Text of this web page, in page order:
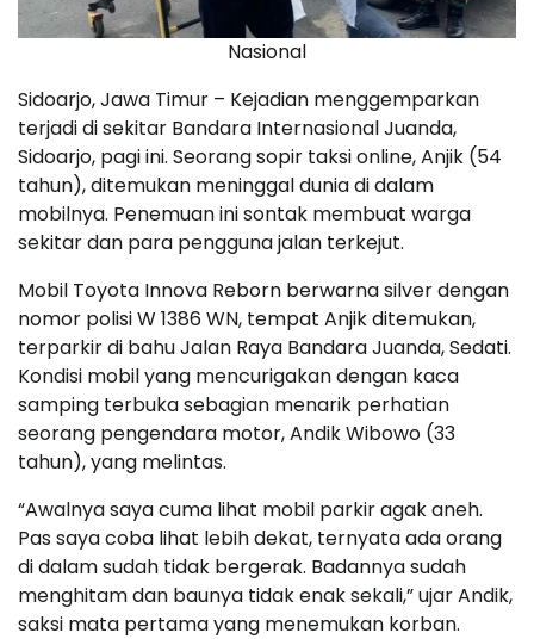
Nasional
Sidoarjo, Jawa Timur – Kejadian menggemparkan
terjadi di sekitar Bandara Internasional Juanda,
Sidoarjo, pagi ini. Seorang sopir taksi online, Anjik (54
tahun), ditemukan meninggal dunia di dalam
mobilnya. Penemuan ini sontak membuat warga
sekitar dan para pengguna jalan terkejut.
Mobil Toyota Innova Reborn berwarna silver dengan
nomor polisi W 1386 WN, tempat Anjik ditemukan,
terparkir di bahu Jalan Raya Bandara Juanda, Sedati.
Kondisi mobil yang mencurigakan dengan kaca
samping terbuka sebagian menarik perhatian
seorang pengendara motor, Andik Wibowo (33
tahun), yang melintas.
“Awalnya saya cuma lihat mobil parkir agak aneh.
Pas saya coba lihat lebih dekat, ternyata ada orang
di dalam sudah tidak bergerak. Badannya sudah
menghitam dan baunya tidak enak sekali,” ujar Andik,
saksi mata pertama yang menemukan korban.